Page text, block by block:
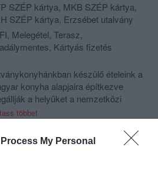
My Personal
SZÉP kártya, MKB SZÉP kártya,
SZÉP kártya, Erzsébet utalvány
Melegétel, Terasz,
Kártyás fizetés
készülő ételeink a
konyha alapjaira építkezve
a helyüket a nemzetközi
is.
a hagyományokat és fontos
a régi értékrend
többet